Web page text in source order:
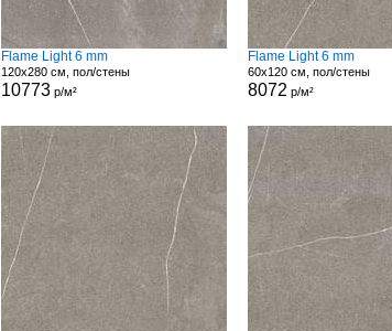
Flame Light 6 mm
120x280 см, пол/стены
10773 р/м²
Flame Light 6 mm
60x120 см, пол/стены
8072 р/м²